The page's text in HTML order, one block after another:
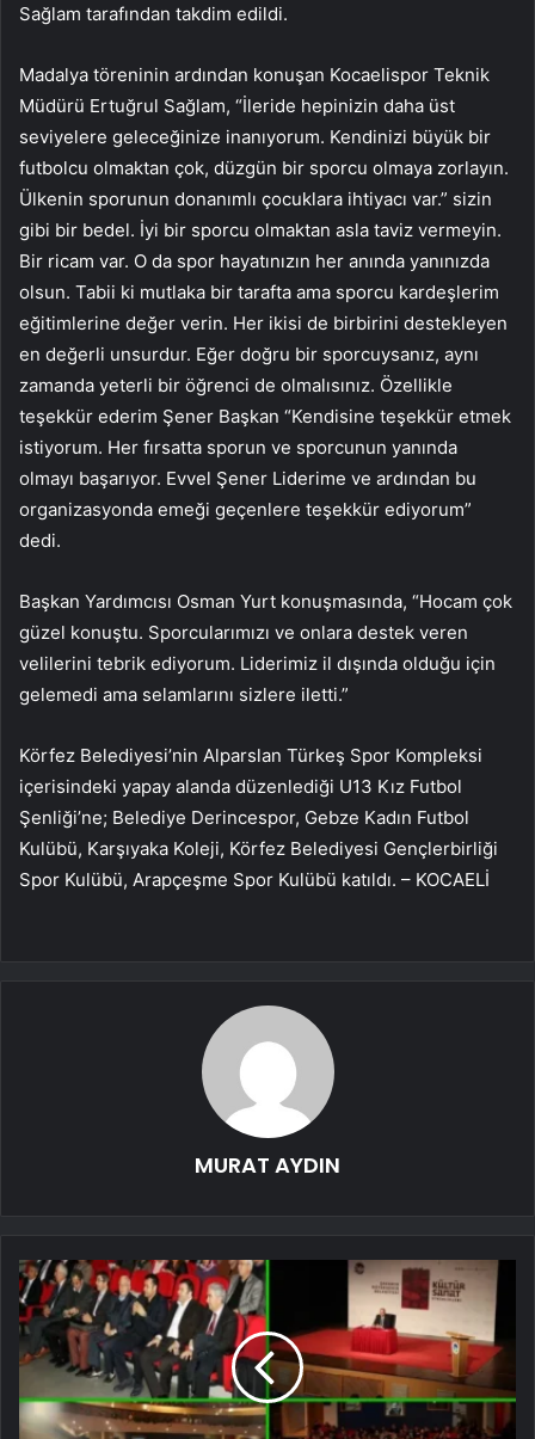
Sağlam tarafından takdim edildi.
Madalya töreninin ardından konuşan Kocaelispor Teknik
Müdürü Ertuğrul Sağlam, “İleride hepinizin daha üst
seviyelere geleceğinize inanıyorum. Kendinizi büyük bir
futbolcu olmaktan çok, düzgün bir sporcu olmaya zorlayın.
Ülkenin sporunun donanımlı çocuklara ihtiyacı var.” sizin
gibi bir bedel. İyi bir sporcu olmaktan asla taviz vermeyin.
Bir ricam var. O da spor hayatınızın her anında yanınızda
olsun. Tabii ki mutlaka bir tarafta ama sporcu kardeşlerim
eğitimlerine değer verin. Her ikisi de birbirini destekleyen
en değerli unsurdur. Eğer doğru bir sporcuysanız, aynı
zamanda yeterli bir öğrenci de olmalısınız. Özellikle
teşekkür ederim Şener Başkan “Kendisine teşekkür etmek
istiyorum. Her fırsatta sporun ve sporcunun yanında
olmayı başarıyor. Evvel Şener Liderime ve ardından bu
organizasyonda emeği geçenlere teşekkür ediyorum”
dedi.
Başkan Yardımcısı Osman Yurt konuşmasında, “Hocam çok
güzel konuştu. Sporcularımızı ve onlara destek veren
velilerini tebrik ediyorum. Liderimiz il dışında olduğu için
gelemedi ama selamlarını sizlere iletti.”
Körfez Belediyesi’nin Alparslan Türkeş Spor Kompleksi
içerisindeki yapay alanda düzenlediği U13 Kız Futbol
Şenliği’ne; Belediye Derincespor, Gebze Kadın Futbol
Kulübü, Karşıyaka Koleji, Körfez Belediyesi Gençlerbirliği
Spor Kulübü, Arapçeşme Spor Kulübü katıldı. – KOCAELİ
MURAT AYDIN